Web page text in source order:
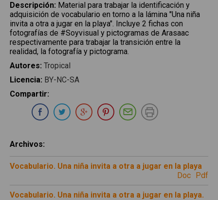
Descripción: Material para trabajar la identificación y
adquisición de vocabulario en torno a la lámina "Una niña
invita a otra a jugar en la playa". Incluye 2 fichas con
fotografías de #Soyvisual y pictogramas de Arasaac
respectivamente para trabajar la transición entre la
realidad, la fotografía y pictograma.
Autores: Tropical
Licencia: BY-NC-SA
Compartir:
Compartir en Whatsapp
Compartir en Facebook
Compartir en Twitter
Compartir en Google Plus
Compartir en Pinterest
Compartir por E-
Archivos:
Vocabulario. Una niña invita a otra a jugar en la playa
doc
pdf
Vocabulario. Una niña invita a otra a jugar en la playa.